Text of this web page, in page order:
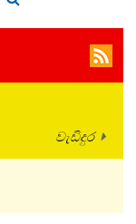
වැඩිදුර